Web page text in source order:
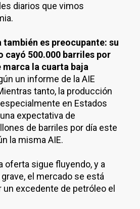
diarios que vimos
también es preocupante: su
cayó 500.000 barriles por
la cuarta baja
un informe de la AIE
tanto, la producción
en Estados
expectativa de
de barriles por día este
la misma AIE.
oferta sigue fluyendo, y a
el mercado se está
un excedente de petróleo el